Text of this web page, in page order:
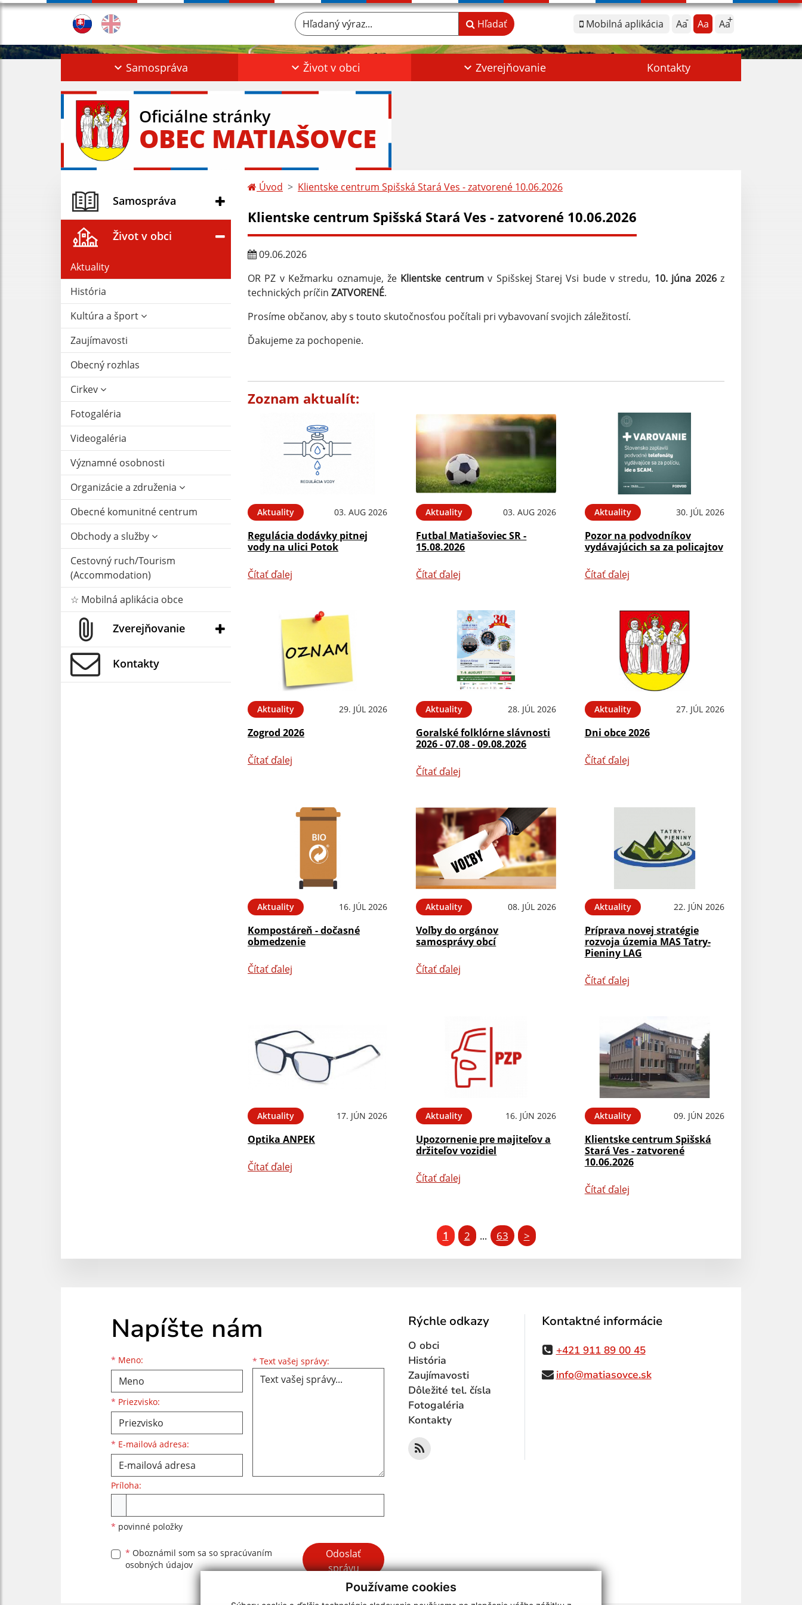
Používame cookies
Mobilná aplikácia Aa Aa Aa
Hľadaný výraz... Hľadať
Samospráva Život v obci Zverejňovanie Kontakty
Oficiálne stránky
OBEC MATIAŠOVCE
Samospráva
Život v obci
Aktuality
História
Kultúra a šport
Zaujímavosti
Obecný rozhlas
Cirkev
Fotogaléria
Videogaléria
Významné osobnosti
Organizácie a združenia
Obecné komunitné centrum
Obchody a služby
Cestovný ruch/Tourism
(Accommodation)
☆ Mobilná aplikácia obce
Zverejňovanie
Kontakty
Úvod Klientske centrum Spišská Stará Ves - zatvorené 10.06.2026
Klientske centrum Spišská Stará Ves - zatvorené 10.06.2026
09.06.2026
OR PZ v Kežmarku oznamuje, že Klientske centrumv Spišskej Starej Vsi bude v stredu, 10. júna 2026z
technických príčin ZATVORENÉ.
Prosíme občanov, aby s touto skutočnosťou počítali pri vybavovaní svojich záležitostí.
Ďakujeme za pochopenie.
Zoznam aktualít:
Aktuality 03. AUG 2026
Regulácia dodávky pitnej
vody na ulici Potok
Čítať ďalej
Aktuality 03. AUG 2026
Futbal Matiašoviec SR -
15.08.2026
Čítať ďalej
Aktuality 30. JÚL 2026
Pozor na podvodníkov
vydávajúcich sa za policajtov
Čítať ďalej
Aktuality 29. JÚL 2026
Zogrod 2026
Čítať ďalej
Aktuality 28. JÚL 2026
Goralské folklórne slávnosti
2026 - 07.08 - 09.08.2026
Čítať ďalej
Aktuality 27. JÚL 2026
Dni obce 2026
Čítať ďalej
Aktuality 16. JÚL 2026
Kompostáreň - dočasné
obmedzenie
Čítať ďalej
Aktuality 08. JÚL 2026
Voľby do orgánov
samosprávy obcí
Čítať ďalej
Aktuality 22. JÚN 2026
Príprava novej stratégie
rozvoja územia MAS Tatry-
Pieniny LAG
Čítať ďalej
Aktuality 17. JÚN 2026
Optika ANPEK
Čítať ďalej
Aktuality 16. JÚN 2026
Upozornenie pre majiteľov a
držiteľov vozidiel
Čítať ďalej
Aktuality 09. JÚN 2026
Klientske centrum Spišská
Stará Ves - zatvorené
10.06.2026
Čítať ďalej
1 2 ... 63 >
Napíšte nám
* Meno:
Meno
* Priezvisko:
Priezvisko
* E-mailová adresa:
E-mailová adresa * Text vašej správy: Text vašej správy...
Príloha:
* povinné položky
* Oboznámil som sa so spracúvaním
osobných údajov
Google reCaptcha Response
Odoslať
správu
Rýchle odkazy
O obci
História
Zaujímavosti
Dôležité tel. čísla
Fotogaléria
Kontakty
Kontaktné informácie
+421 911 89 00 45
info@matiasovce.sk